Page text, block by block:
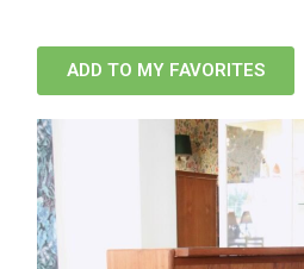
ADD TO MY FAVORITES